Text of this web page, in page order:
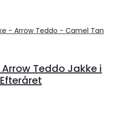
Teddo Jakke i